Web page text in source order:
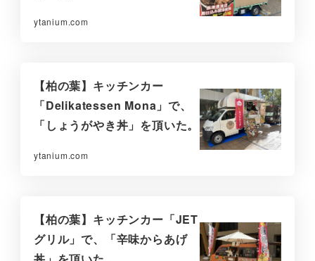
ytanium.com
【柏の葉】キッチンカー
「Delikatessen Mona」で、
「しょうがやき丼」を頂いた。
ytanium.com
【柏の葉】キッチンカー「JET
グリル」で、「辛味からあげ